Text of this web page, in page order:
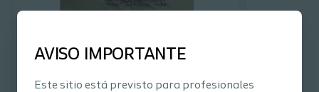
AVISO IMPORTANTE
Este sitio está previsto para profesionales